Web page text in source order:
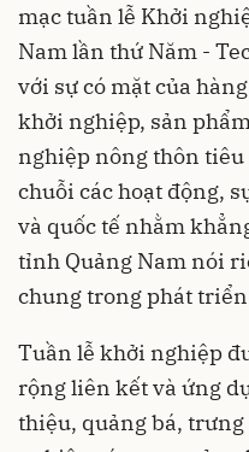
mạc tuần lễ Khởi
Nam lần thứ Năm -
với sự có mặt của
khởi nghiệp, sản
nghiệp nông thôn
chuỗi các hoạt động,
và quốc tế nhằm
tỉnh Quảng Nam nói
chung trong phát
Tuần lễ khởi nghiệp
rộng liên kết và ứng
thiệu, quảng bá,